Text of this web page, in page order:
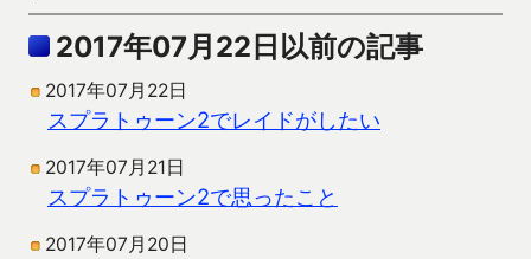
2017年07月22日以前の記事
2017年07月22日
スプラトゥーン2でレイドがしたい
2017年07月21日
スプラトゥーン2で思ったこと
2017年07月20日